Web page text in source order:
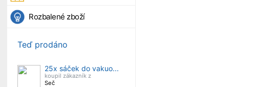
Rozbalené zboží
Teď prodáno
25x sáček do vakuo...
koupil zákazník z
Seč